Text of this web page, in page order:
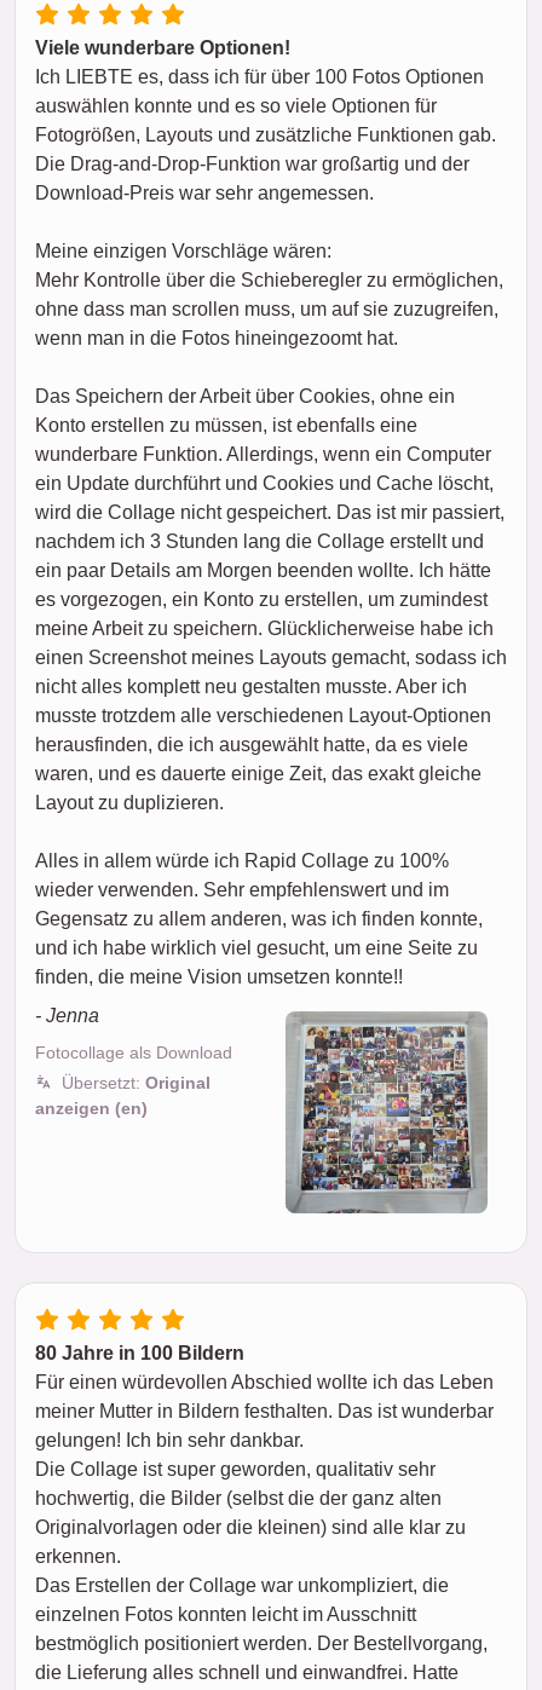
Viele wunderbare Optionen!
Ich LIEBTE es, dass ich für über 100 Fotos Optionen
auswählen konnte und es so viele Optionen für
Fotogrößen, Layouts und zusätzliche Funktionen gab.
Die Drag-and-Drop-Funktion war großartig und der
Download-Preis war sehr angemessen.
Meine einzigen Vorschläge wären:
Mehr Kontrolle über die Schieberegler zu ermöglichen,
ohne dass man scrollen muss, um auf sie zuzugreifen,
wenn man in die Fotos hineingezoomt hat.
Das Speichern der Arbeit über Cookies, ohne ein
Konto erstellen zu müssen, ist ebenfalls eine
wunderbare Funktion. Allerdings, wenn ein Computer
ein Update durchführt und Cookies und Cache löscht,
wird die Collage nicht gespeichert. Das ist mir passiert,
nachdem ich 3 Stunden lang die Collage erstellt und
ein paar Details am Morgen beenden wollte. Ich hätte
es vorgezogen, ein Konto zu erstellen, um zumindest
meine Arbeit zu speichern. Glücklicherweise habe ich
einen Screenshot meines Layouts gemacht, sodass ich
nicht alles komplett neu gestalten musste. Aber ich
musste trotzdem alle verschiedenen Layout-Optionen
herausfinden, die ich ausgewählt hatte, da es viele
waren, und es dauerte einige Zeit, das exakt gleiche
Layout zu duplizieren.
Alles in allem würde ich Rapid Collage zu 100%
wieder verwenden. Sehr empfehlenswert und im
Gegensatz zu allem anderen, was ich finden konnte,
und ich habe wirklich viel gesucht, um eine Seite zu
finden, die meine Vision umsetzen konnte!!
- Jenna
Fotocollage als Download
Übersetzt: Original
anzeigen (en)
80 Jahre in 100 Bildern
Für einen würdevollen Abschied wollte ich das Leben
meiner Mutter in Bildern festhalten. Das ist wunderbar
gelungen! Ich bin sehr dankbar.
Die Collage ist super geworden, qualitativ sehr
hochwertig, die Bilder (selbst die der ganz alten
Originalvorlagen oder die kleinen) sind alle klar zu
erkennen.
Das Erstellen der Collage war unkompliziert, die
einzelnen Fotos konnten leicht im Ausschnitt
bestmöglich positioniert werden. Der Bestellvorgang,
die Lieferung alles schnell und einwandfrei. Hatte